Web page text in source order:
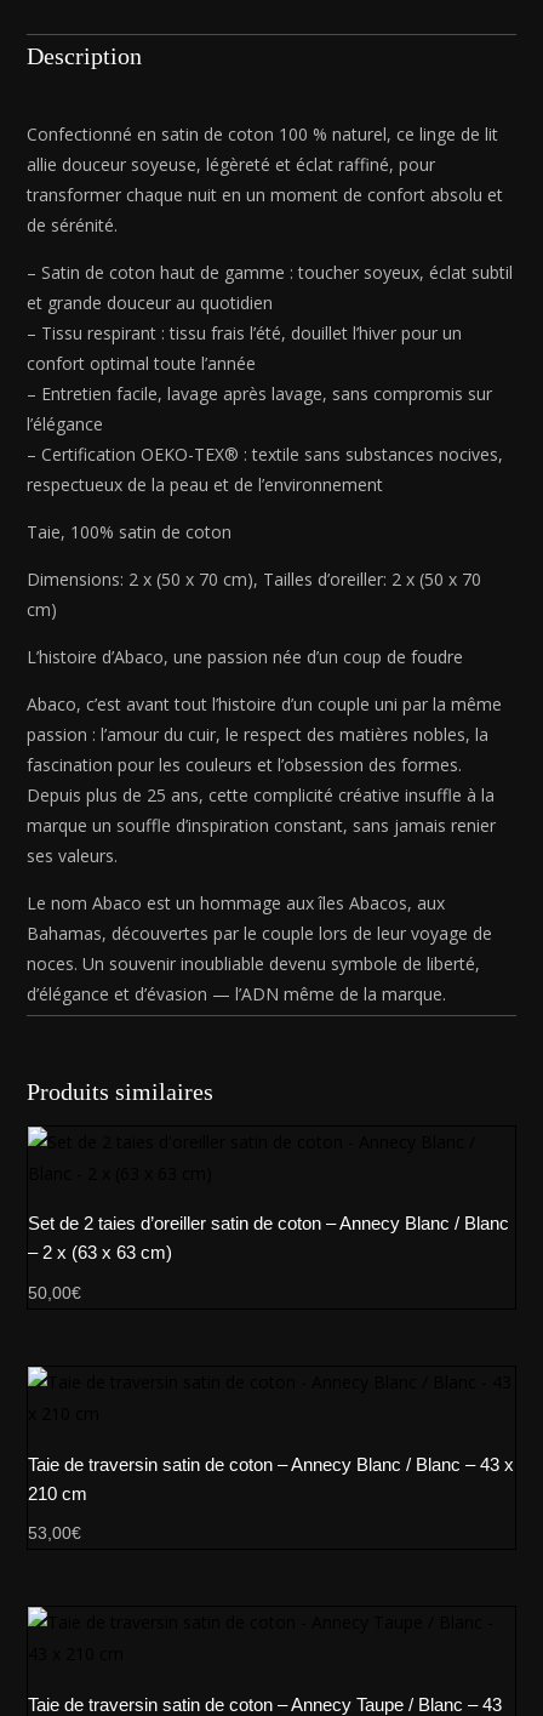
coton
-
zébrée
Taupe
x
(50
x
70
Description
Confectionné en satin de coton 100 % naturel, ce linge de lit
allie douceur soyeuse, légèreté et éclat raffiné, pour
transformer chaque nuit en un moment de confort absolu et
de sérénité.
– Satin de coton haut de gamme : toucher soyeux, éclat subtil
et grande douceur au quotidien
– Tissu respirant : tissu frais l’été, douillet l’hiver pour un
confort optimal toute l’année
– Entretien facile, lavage après lavage, sans compromis sur
l’élégance
– Certification OEKO-TEX® : textile sans substances nocives,
respectueux de la peau et de l’environnement
Taie, 100% satin de coton
Dimensions: 2 x (50 x 70 cm), Tailles d’oreiller: 2 x (50 x 70
cm)
L’histoire d’Abaco, une passion née d’un coup de foudre
Abaco, c’est avant tout l’histoire d’un couple uni par la même
passion : l’amour du cuir, le respect des matières nobles, la
fascination pour les couleurs et l’obsession des formes.
Depuis plus de 25 ans, cette complicité créative insuffle à la
marque un souffle d’inspiration constant, sans jamais renier
ses valeurs.
Le nom Abaco est un hommage aux îles Abacos, aux
Bahamas, découvertes par le couple lors de leur voyage de
noces. Un souvenir inoubliable devenu symbole de liberté,
d’élégance et d’évasion — l’ADN même de la marque.
Produits similaires
Set de 2 taies d’oreiller satin de coton – Annecy Blanc / Blanc
– 2 x (63 x 63 cm)
50,00€
Taie de traversin satin de coton – Annecy Blanc / Blanc – 43 x
210 cm
53,00€
Taie de traversin satin de coton – Annecy Taupe / Blanc – 43